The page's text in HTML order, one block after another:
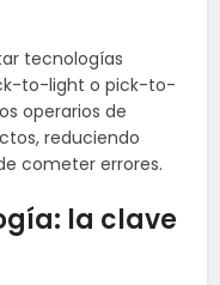
tecnologías
to-light o pick-to-
operarios de
reduciendo
cometer errores.
la clave